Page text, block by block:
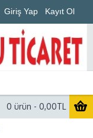
Giriş Yap Kayıt Ol
0 ürün - 0,00TL